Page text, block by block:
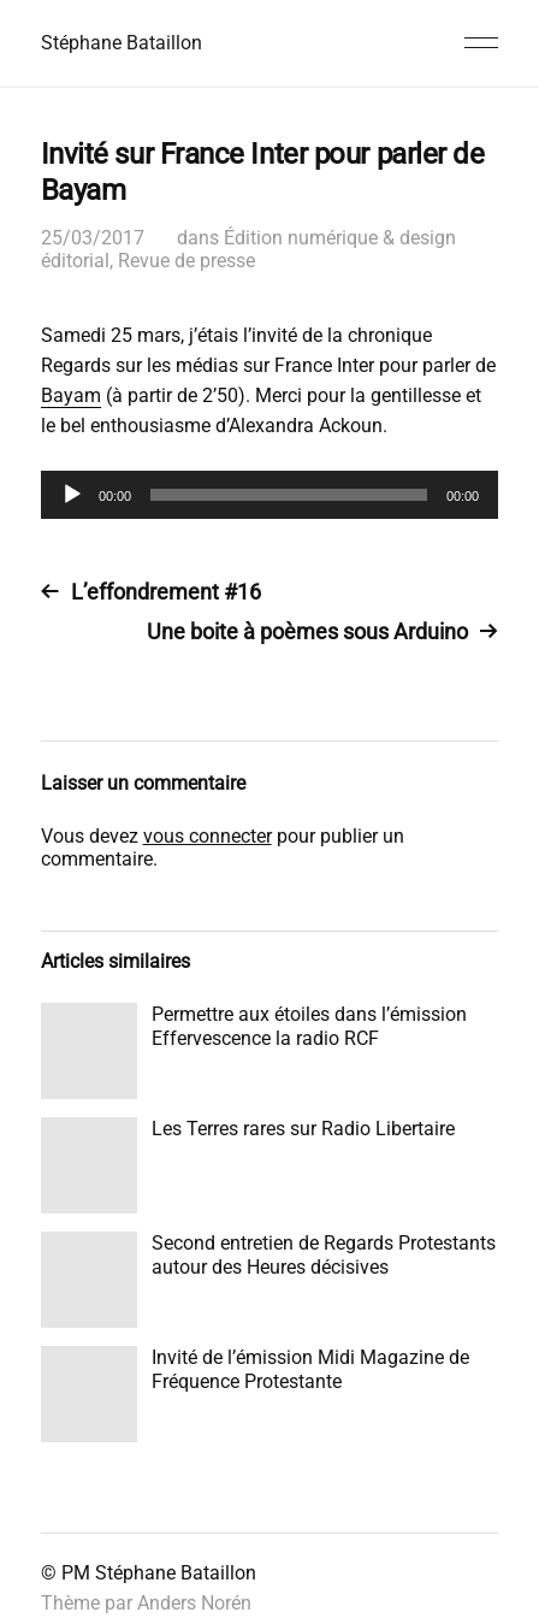
Stéphane Bataillon
Invité sur France Inter pour parler de
Bayam
25/03/2017 dans Édition numérique & design
éditorial, Revue de presse
Samedi 25 mars, j’étais l’invité de la chronique
Regards sur les médias sur France Inter pour parler de
Bayam (à partir de 2’50). Merci pour la gentillesse et
le bel enthousiasme d’Alexandra Ackoun.
c
u
00:00 00:00
L’effondrement #16
Une boite à poèmes sous Arduino
Laisser un commentaire
Vous devez vous connecterpour publier un
commentaire.
Articles similaires
Permettre aux étoiles dans l’émission
Effervescence la radio RCF
Les Terres rares sur Radio Libertaire
Second entretien de Regards Protestants
autour des Heures décisives
Invité de l’émission Midi Magazine de
Fréquence Protestante
© PM Stéphane Bataillon
Thème par Anders Norén